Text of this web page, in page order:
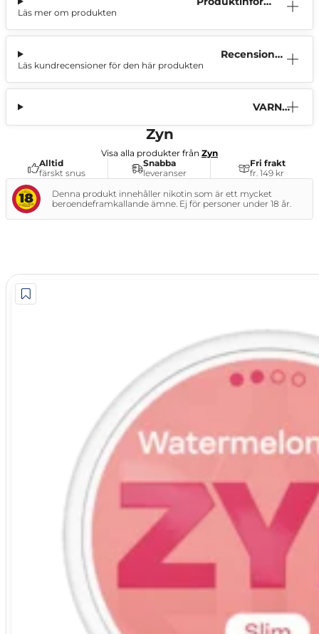
Läs mer om produkten
Recensione
Läs kundrecensioner för den här produkten
VARNI
Zyn
Visa alla produkter från Zyn
Alltid
färskt snus
Snabba
leveranser
Fri frakt
fr. 149 kr
Denna produkt innehåller nikotin som är ett mycket
beroendeframkallande ämne. Ej för personer under 18 år.